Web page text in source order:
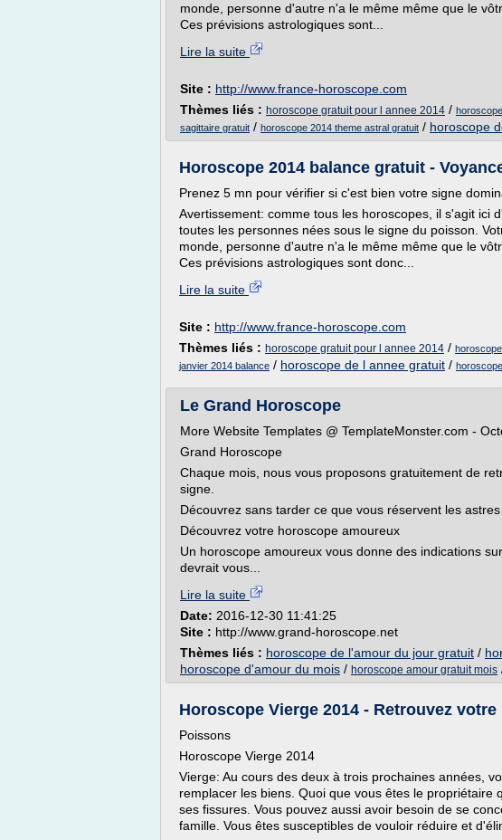
monde, personne d'autre n'a le même même que le
Ces prévisions astrologiques sont...
Lire la suite
Site : http://www.france-horoscope.com
Thèmes liés : horoscope gratuit pour l annee 2014 /
sagittaire gratuit / horoscope 2014 theme astral gratuit / horoscope
Horoscope 2014 balance gratuit -
Prenez 5 mn pour vérifier si c'est bien votre signe
Avertissement: comme tous les horoscopes, il s'agit ici
toutes les personnes nées sous le signe du poisson.
monde, personne d'autre n'a le même même que le
Ces prévisions astrologiques sont donc...
Lire la suite
Site : http://www.france-horoscope.com
Thèmes liés : horoscope gratuit pour l annee 2014 /
janvier 2014 balance / horoscope de l annee gratuit /
Le Grand Horoscope
More Website Templates @ TemplateMonster.com -
Grand Horoscope
Chaque mois, nous vous proposons gratuitement de
signe.
Découvrez sans tarder ce que vous réservent les
Découvrez votre horoscope amoureux
Un horoscope amoureux vous donne des indications
devrait vous...
Lire la suite
Date: 2016-12-30 11:41:25
Site : http://www.grand-horoscope.net
Thèmes liés : horoscope de l'amour du jour gratuit /
horoscope d'amour du mois / horoscope amour gratuit mois
Horoscope Vierge 2014 - Retrouvez
Poissons
Horoscope Vierge 2014
Vierge: Au cours des deux à trois prochaines années,
remplacer les biens. Quoi que vous êtes le propriétaire
ses fissures. Vous pouvez aussi avoir besoin de se
famille. Vous êtes susceptibles de vouloir réduire et